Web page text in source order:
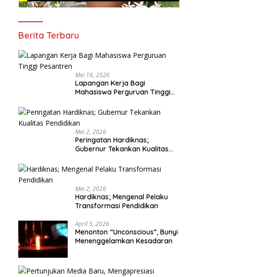
Berita Terbaru
Mei 16, 2026
Lapangan Kerja Bagi
Mahasiswa Perguruan Tinggi
Mei 2, 2026
Peringatan Hardiknas;
Gubernur Tekankan Kualitas
Mei 2, 2026
Hardiknas; Mengenal Pelaku
Transformasi Pendidikan
April 5, 2026
Menonton “Unconscious”, Bunyi
Menenggelamkan Kesadaran